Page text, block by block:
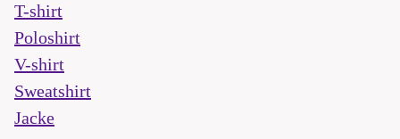
T-shirt
Poloshirt
V-shirt
Sweatshirt
Jacke